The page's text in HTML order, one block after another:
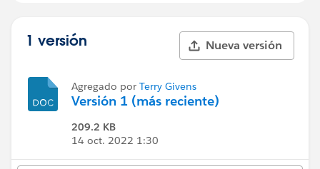
1 versión Nueva versión
Agregado por Terry Givens
Versión 1 (más reciente)
209.2 KB
14 oct. 2022 1:30